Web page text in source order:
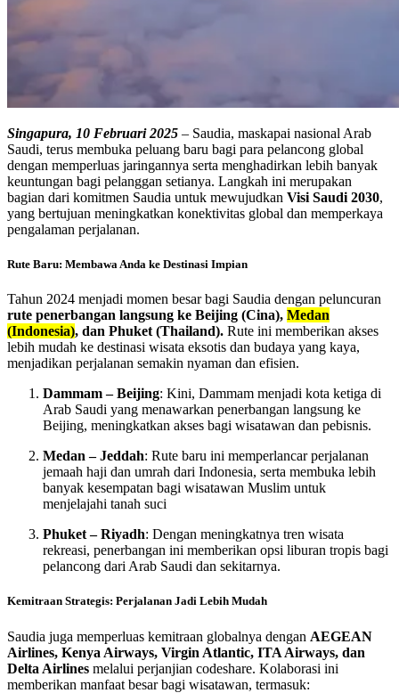
Singapura, 10 Februari 2025 – Saudia, maskapai nasional Arab
Saudi, terus membuka peluang baru bagi para pelancong global
dengan memperluas jaringannya serta menghadirkan lebih banyak
keuntungan bagi pelanggan setianya. Langkah ini merupakan
bagian dari komitmen Saudia untuk mewujudkan Visi Saudi 2030,
yang bertujuan meningkatkan konektivitas global dan memperkaya
pengalaman perjalanan.
Rute Baru: Membawa Anda ke Destinasi Impian
Tahun 2024 menjadi momen besar bagi Saudia dengan peluncuran
rute penerbangan langsung ke Beijing (Cina), Medan
(Indonesia), dan Phuket (Thailand). Rute ini memberikan akses
lebih mudah ke destinasi wisata eksotis dan budaya yang kaya,
menjadikan perjalanan semakin nyaman dan efisien.
Dammam – Beijing: Kini, Dammam menjadi kota ketiga di
Arab Saudi yang menawarkan penerbangan langsung ke
Beijing, meningkatkan akses bagi wisatawan dan pebisnis.
Medan – Jeddah: Rute baru ini memperlancar perjalanan
jemaah haji dan umrah dari Indonesia, serta membuka lebih
banyak kesempatan bagi wisatawan Muslim untuk
menjelajahi tanah suci
Phuket – Riyadh: Dengan meningkatnya tren wisata
rekreasi, penerbangan ini memberikan opsi liburan tropis bagi
pelancong dari Arab Saudi dan sekitarnya.
Kemitraan Strategis: Perjalanan Jadi Lebih Mudah
Saudia juga memperluas kemitraan globalnya dengan AEGEAN
Airlines, Kenya Airways, Virgin Atlantic, ITA Airways, dan
Delta Airlines melalui perjanjian codeshare. Kolaborasi ini
memberikan manfaat besar bagi wisatawan, termasuk: